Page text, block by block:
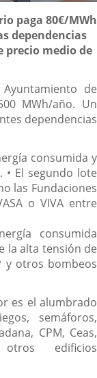
paga 80€/MWh
dependencias
precio medio de
de
MWh/año. Un
dependencias
consumida y
• El segundo lote
las Fundaciones
o VIVA entre
consumida
la alta tensión de
y otros bombeos
es el alumbrado
semáforos,
CPM, Ceas,
edificios